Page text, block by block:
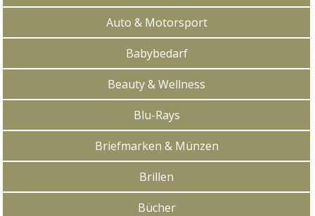
Auto & Motorsport
Babybedarf
Beauty & Wellness
Blu-Rays
Briefmarken & Münzen
Brillen
Bücher